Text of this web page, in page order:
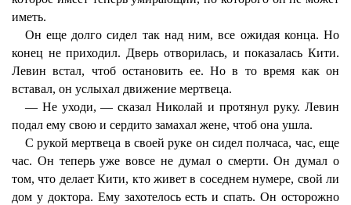
иметь.
Он еще долго сидел так над ним, все ожидая конца. Но
конец не приходил. Дверь отворилась, и показалась Кити.
Левин встал, чтоб остановить ее. Но в то время как он
вставал, он услыхал движение мертвеца.
— Не уходи, — сказал Николай и протянул руку. Левин
подал ему свою и сердито замахал жене, чтоб она ушла.
С рукой мертвеца в своей руке он сидел полчаса, час, еще
час. Он теперь уже вовсе не думал о смерти. Он думал о
том, что делает Кити, кто живет в соседнем нумере, свой ли
дом у доктора. Ему захотелось есть и спать. Он осторожно